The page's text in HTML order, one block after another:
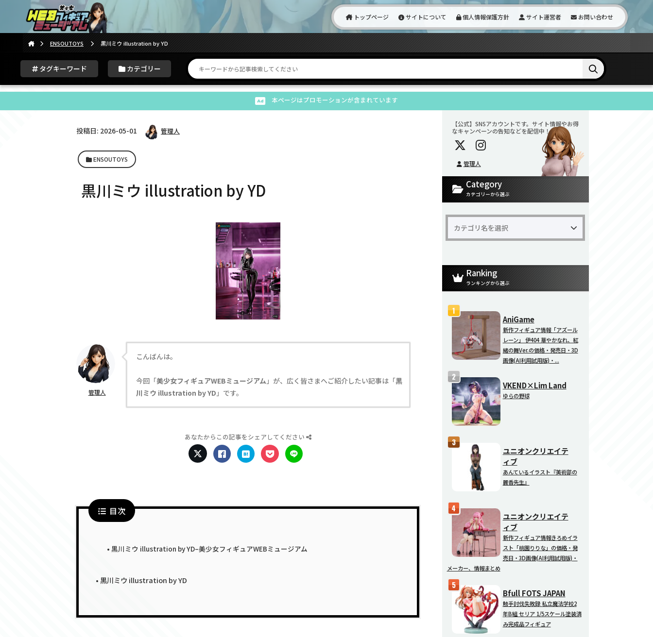
トップページ サイトについて 個人情報保護方針 サイト運営者 お問い合わせ
ENSOUTOYS 黒川ミウ illustration by YD
タグキーワード カテゴリー
本ページはプロモーションが含まれています
投稿日: 2026-05-01 管理人
ENSOUTOYS
黒川ミウ illustration by YD
管理人
こんばんは。
今回「美少女フィギュアWEBミュージアム 」が、広く皆さまへご紹介したい記事は「黒
川ミウ illustration by YD 」です。
あなたからこの記事をシェアしてください
目次
黒川ミウ illustration by YD–美少女フィギュアWEBミュージアム
黒川ミウ illustration by YD
【公式】SNSアカウントです。サイト情報やお得
なキャンペーンの告知などを配信中！
管理人
Category
カテゴリーから選ぶ
Ranking
ランキングから選ぶ
AniGame
新作フィギュア情報「アズール
レーン」 伊404 華やかなれ、紅
緒の舞Ver.の価格・発売日・3D
画像(AI利用試用版)・...
VKEND×Lim Land
ゆらの野球
ユニオンクリエイテ
ィブ
あんているイラスト『美術部の
麗香先生』
ユニオンクリエイテ
ィブ
新作フィギュア情報きろめイラ
スト「桃園りりな」の価格・発
売日・3D画像(AI利用試用版)・
メーカー、情報まとめ
Bfull FOTS JAPAN
触手討伐失敗録 私立魔法学校2
年B組 セリア 1/5スケール塗装済
み完成品フィギュア